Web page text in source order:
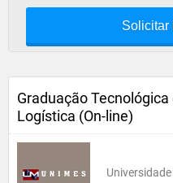
Solicitar
Graduação Tecnológica
Logística (On-line)